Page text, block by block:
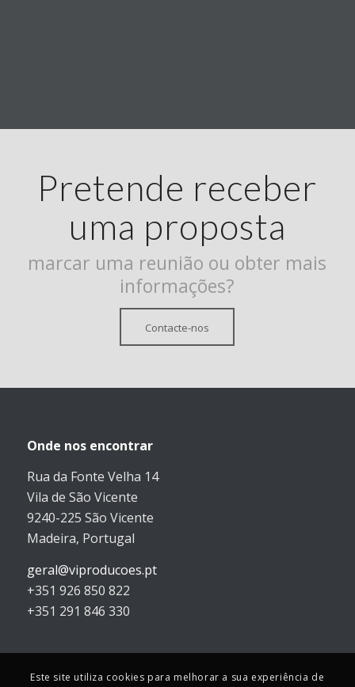
Pretende receber
uma proposta
marcar uma reunião ou obter mais
informações?
Contacte-nos
Onde nos encontrar
Rua da Fonte Velha 14
Vila de São Vicente
9240-225 São Vicente
Madeira, Portugal
geral@viproducoes.pt
+351 926 850 822
+351 291 846 330
Este site utiliza cookies para melhorar a sua experiência de